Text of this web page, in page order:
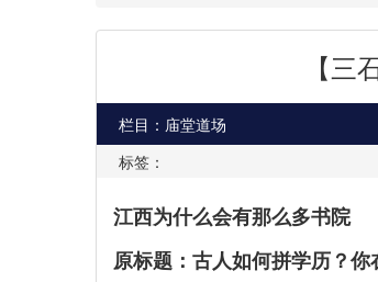
【
栏目：庙堂道场
标签：
江西为什么会有那么多书院
原标题：古人如何拼学历？你